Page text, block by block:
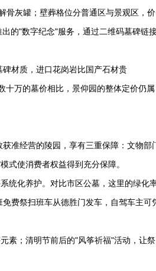
骨灰罐；壁葬格位分普通区与景观区，价
的"数字纪念"服务，通过二维码墓碑链
材质，进口花岗岩比国产石材贵
十万的墓价相比，景仰园的整体定价仍属
准经营的陵园，享有三重保障：文物部
式使消费者权益得到充分保障。
统化养护。对比市区公墓，这里的绿化
费祭扫班车从德胜门发车，自驾车主可
素；清明节前后的"风筝祈福"活动，让祭